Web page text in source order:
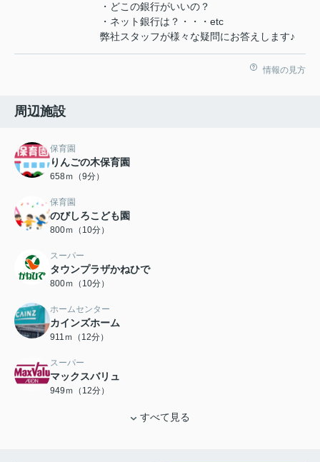
・どこの銀行がいいの？
・ネット銀行は？・・・etc
弊社スタッフが様々な疑問にお答えします♪
情報の見方
周辺施設
保育園
りんごの木保育園
658ｍ（9分）
保育園
のびしろこども園
800ｍ（10分）
スーパー
タウンプラザかねひで
800ｍ（10分）
ホームセンター
カインズホーム
911ｍ（12分）
スーパー
マックスバリュ
949ｍ（12分）
すべて見る